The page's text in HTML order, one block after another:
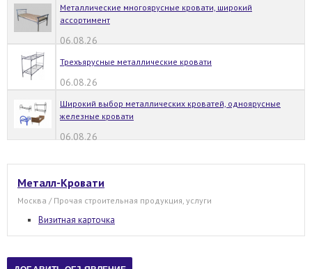
Металлические многоярусные кровати, широкий
ассортимент
06.08.26
Трехъярусные металлические кровати
06.08.26
Широкий выбор металлических кроватей, одноярусные
железные кровати
06.08.26
Металл-Кровати
Москва / Прочая строительная продукция, услуги
Визитная карточка